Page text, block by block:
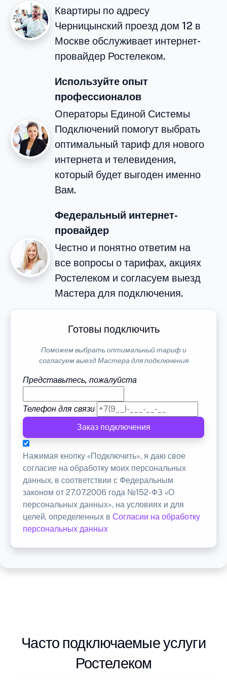
Квартиры по адресу
Черницынский проезд дом 12 в
Москве обслуживает интернет-
провайдер Ростелеком.
Используйте опыт
профессионалов
Операторы Единой Системы
Подключений помогут выбрать
оптимальный тариф для нового
интернета и телевидения,
который будет выгоден именно
Вам.
Федеральный интернет-
провайдер
Честно и понятно ответим на
все вопросы о тарифах, акциях
Ростелеком и согласуем выезд
Мастера для подключения.
Готовы подключить
Поможем выбрать оптимальный тариф и
согласуем выезд Мастера для подключения
Представьтесь, пожалуйста
Телефон для связи
Заказ подключения
Нажимая кнопку «Подключить», я даю свое
согласие на обработку моих персональных
данных, в соответствии с Федеральным
законом от 27.07.2006 года №152-ФЗ «О
персональных данных», на условиях и для
целей, определенных в Согласии на обработку
персональных данных
Часто подключаемые услуги
Ростелеком